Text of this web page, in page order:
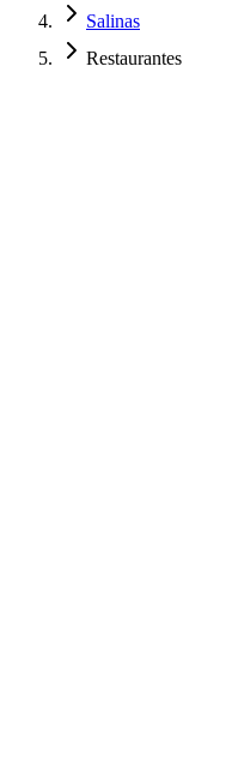
Salinas
Restaurantes